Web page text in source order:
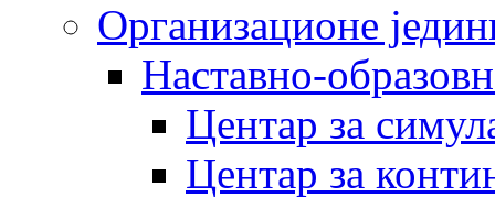
Организационе
Наставно-
Центар за
Центар за